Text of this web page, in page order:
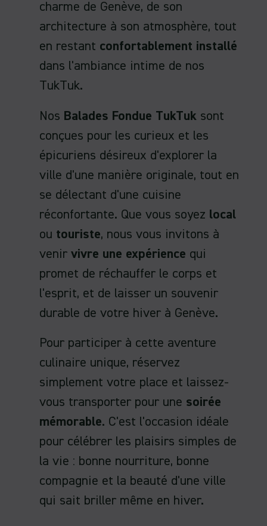
charme de Genève, de son
architecture à son atmosphère, tout
en restant confortablement installé
dans l'ambiance intime de nos
TukTuk.
Nos Balades Fondue TukTuk sont
conçues pour les curieux et les
épicuriens désireux d'explorer la
ville d'une manière originale, tout en
se délectant d'une cuisine
réconfortante. Que vous soyez local
ou touriste, nous vous invitons à
venir vivre une expérience qui
promet de réchauffer le corps et
l'esprit, et de laisser un souvenir
durable de votre hiver à Genève.
Pour participer à cette aventure
culinaire unique, réservez
simplement votre place et laissez-
vous transporter pour une soirée
mémorable. C'est l'occasion idéale
pour célébrer les plaisirs simples de
la vie : bonne nourriture, bonne
compagnie et la beauté d'une ville
qui sait briller même en hiver.